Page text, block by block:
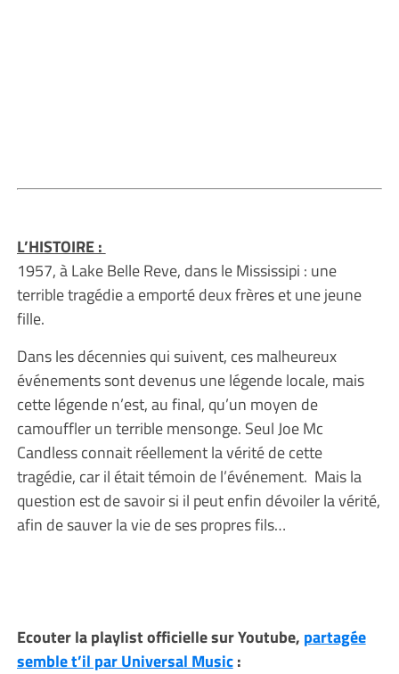
L’HISTOIRE :
1957, à Lake Belle Reve, dans le Mississipi : une
terrible tragédie a emporté deux frères et une jeune
fille.
Dans les décennies qui suivent, ces malheureux
événements sont devenus une légende locale, mais
cette légende n’est, au final, qu’un moyen de
camouffler un terrible mensonge. Seul Joe Mc
Candless connait réellement la vérité de cette
tragédie, car il était témoin de l’événement. Mais la
question est de savoir si il peut enfin dévoiler la vérité,
afin de sauver la vie de ses propres fils…
Ecouter la playlist officielle sur Youtube, partagée
semble t’il par Universal Music: